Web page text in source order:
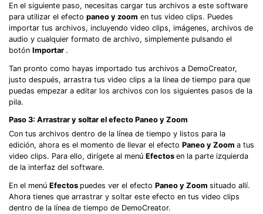
En el siguiente paso, necesitas cargar tus archivos a este software
para utilizar el efecto paneo y zoom en tus video clips. Puedes
importar tus archivos, incluyendo video clips, imágenes, archivos de
audio y cualquier formato de archivo, simplemente pulsando el
botón Importar .
Tan pronto como hayas importado tus archivos a DemoCreator,
justo después, arrastra tus video clips a la línea de tiempo para que
puedas empezar a editar los archivos con los siguientes pasos de la
pila.
Paso 3: Arrastrar y soltar el efecto Paneo y Zoom
Con tus archivos dentro de la línea de tiempo y listos para la
edición, ahora es el momento de llevar el efecto Paneo y Zoom a tus
video clips. Para ello, dirígete al menú Efectos en la parte izquierda
de la interfaz del software.
En el menú Efectos puedes ver el efecto Paneo y Zoom situado allí.
Ahora tienes que arrastrar y soltar este efecto en tus video clips
dentro de la línea de tiempo de DemoCreator.